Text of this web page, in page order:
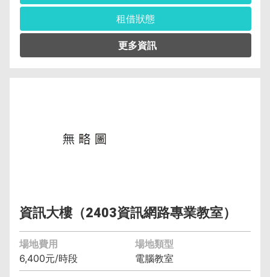
租借狀態
備註︰備有水電、燈光、空調
資訊大樓（2403資訊網路專業教室）
場地費用
場地類型
6,400元/時段
電腦教室